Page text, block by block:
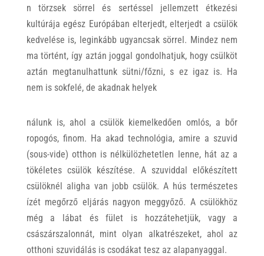
n törzsek sörrel és sertéssel jellemzett étkezési
kultúrája egész Európában elterjedt, elterjedt a csülök
kedvelése is, leginkább ugyancsak sörrel. Mindez nem
ma történt, így aztán joggal gondolhatjuk, hogy csülköt
aztán megtanulhattunk sütni/főzni, s ez igaz is. Ha
nem is sokfelé, de akadnak helyek
nálunk is, ahol a csülök kiemelkedően omlós, a bőr
ropogós, finom. Ha akad technológia, amire a szuvid
(sous-vide) otthon is nélkülözhetetlen lenne, hát az a
tökéletes csülök készítése. A szuviddal előkészített
csülöknél aligha van jobb csülök. A hús természetes
ízét megőrző eljárás nagyon meggyőző. A csülökhöz
még a lábat és fület is hozzátehetjük, vagy a
császárszalonnát, mint olyan alkatrészeket, ahol az
otthoni szuvidálás is csodákat tesz az alapanyaggal.